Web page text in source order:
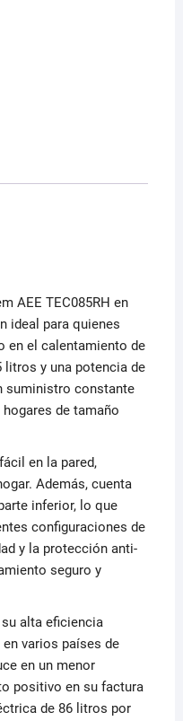
AEE TEC085RH en
ideal para quienes
en el calentamiento de
litros y una potencia de
suministro constante
de tamaño
en la pared,
Además, cuenta
inferior, lo que
configuraciones de
y la protección anti-
seguro y
alta eficiencia
varios países de
en un menor
positivo en su factura
de 86 litros por